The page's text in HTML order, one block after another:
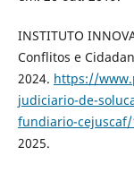
INSTITUTO
Conflitos e
2024. https://
judiciario-de-
fundiario-cejuscaf/
2025.